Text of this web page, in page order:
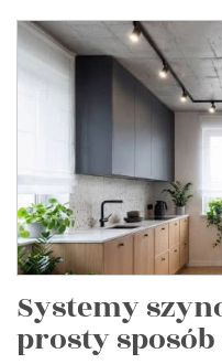
Systemy
prosty sposób